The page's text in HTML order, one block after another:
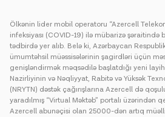
Ölkənin lider mobil operatoru “Azercell
infeksiyası (COVID-19) ilə mübarizə şəraitində
tədbirdə yer alıb. Belə ki, Azərbaycan
ümumtəhsil müəssisələrinin şagirdləri üçün
genişləndirmək məqsədilə başlatdığı yeni
Nazirliyinin və Nəqliyyat, Rabitə və Yüksək
(NRYTN) dəstək çağırışlarına Azercell də
yaradılmış “Virtual Məktəb” portalı üzərindən
Azercell abunəçisi olan 25000-dən artıq